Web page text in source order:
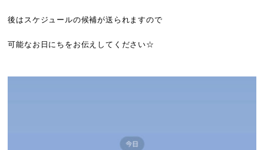
後はスケジュールの候補が送られますので
可能なお日にちをお伝えしてください☆